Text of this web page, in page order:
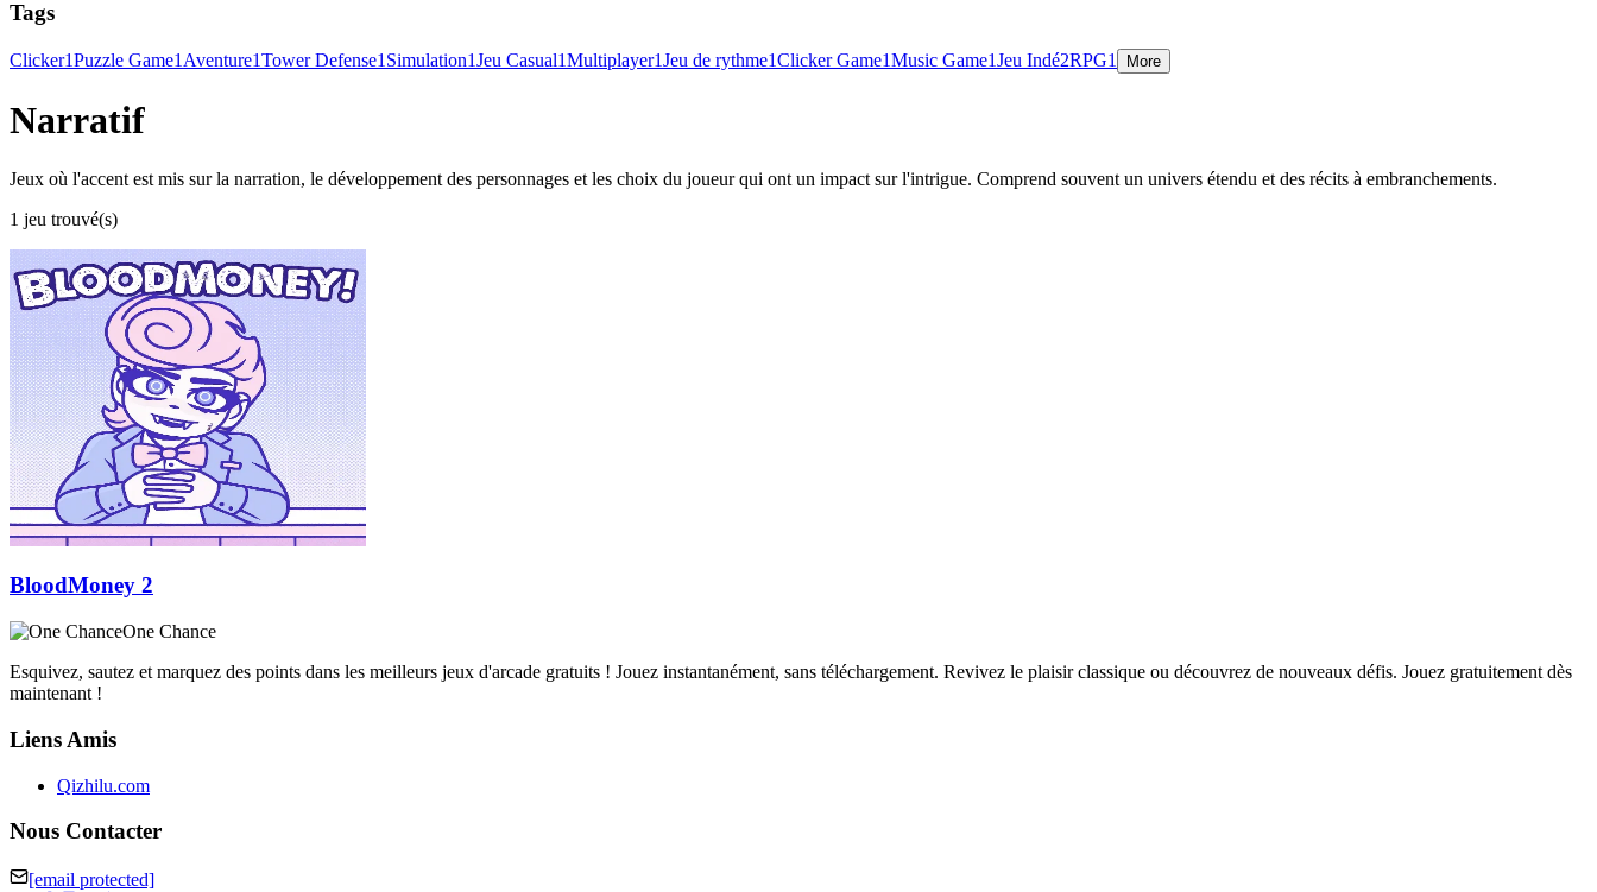
Tags
Clicker1Puzzle Game1 Aventure1Tower Defense1 Simulation1Jeu Casual1Multiplayer1Jeu de rythme1Clicker Game1Music Game1Jeu Indé2RPG1 More
Narratif
Jeux où l'accent est mis sur la narration, le développement des personnages et les choix du joueur qui ont un impact sur l'intrigue. Comprend souvent un univers étendu et des récits à embranchements.
1 jeu trouvé(s)
BloodMoney 2
One Chance
Esquivez, sautez et marquez des points dans les meilleurs jeux d'arcade gratuits ! Jouez instantanément, sans téléchargement. Revivez le plaisir classique ou découvrez de nouveaux défis. Jouez gratuitement dès
maintenant !
Liens Amis
Qizhilu.com
Nous Contacter
[email protected]